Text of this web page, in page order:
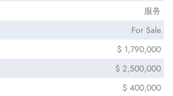
服务
For Sale
$ 1,790,000
$ 2,500,000
$ 400,000